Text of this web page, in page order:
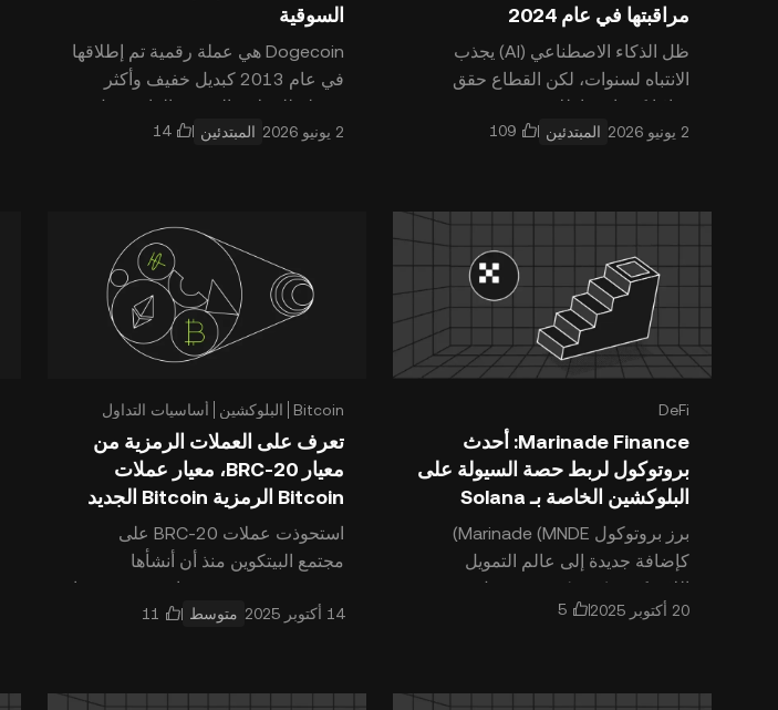
مراقبتها في عام 2024
ظل الذكاء الاصطناعي (AI) يجذب
الانتباه لسنوات، لكن القطاع حقق
أصبح برنامج الدردشة الآلي الجديد من
المبتدئين
السوقية
Dogecoin هي عملة رقمية تم إطلاقها
في عام 2013 كبديل خفيف وأكثر
سهولة للعملات الرقمية الرائدة مثل
المبتدئين
DeFi
Marinade Finance: أحدث
بروتوكول لربط حصة السيولة على
البلوكشين الخاصة بـ Solana
برز بروتوكول Marinade (MNDE)
كإضافة جديدة إلى عالم التمويل
اللامركزي (DeFi) ، حيث يعمل
كبروتوكول قوي لربط حصة السيولة
Bitcoin البلوكشين أساسيات التداول
تعرف على العملات الرمزية من
معيار BRC-20، معيار عملات
Bitcoin الرمزية Bitcoin الجديد
استحوذت عملات BRC-20 على
مجتمع البيتكوين منذ أن أنشأها
@Domodata في 8 مارس 2023. ما
هو معيار BRC-20 للعملات الرمزية؟متوسط